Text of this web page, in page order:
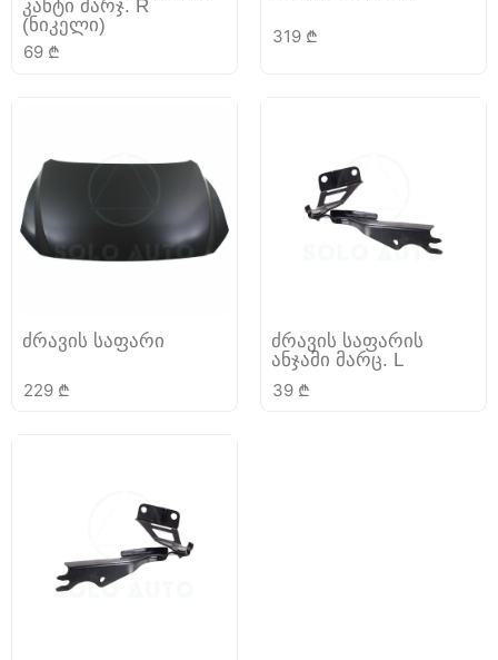
კანტი მარჯ. R
(ნიკელი)
69 ₾
319 ₾
ძრავის საფარი
229 ₾
ძრავის საფარის
ანჯამი მარც. L
39 ₾